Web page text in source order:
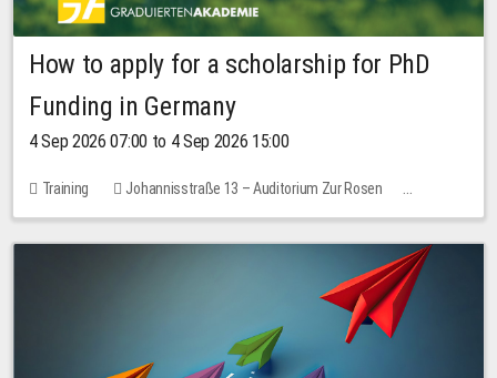
How to apply for a scholarship for PhD
Funding in Germany
4 Sep 2026 07:00 to 4 Sep 2026 15:00
Training
Johannisstraße 13 – Auditorium Zur Rosen
7 places
10.00 EUR